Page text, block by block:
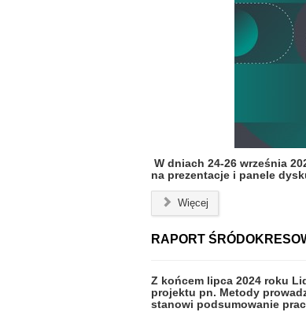
W dniach 24-26 września
na prezentacje i panele
Więcej
RAPORT
Z końcem lipca 2024 roku
projektu pn. Metody
stanowi podsumowanie